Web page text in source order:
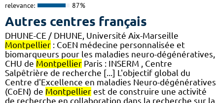
relevance: 87%
Autres centres français
DHUNE-CE / DHUNE, Université Aix-Marseille
Montpellier : CoEN médecine personnalisée et
biomarqueurs pour les maladies neuro-dégénératives,
CHU de Montpellier Paris : INSERM , Centre
Salpêtrière de recherche [...] L'objectif global du
Centre d'Excellence en maladies Neuro-dégénératives
(CoEN) de Montpellier est de construire une activité
de recherche en collaboration dans la recherche sur la